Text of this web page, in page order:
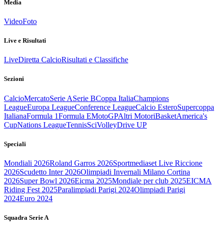
Media
VideoFoto
Live e Risultati
LiveDiretta CalcioRisultati e Classifiche
Sezioni
CalcioMercatoSerie ASerie BCoppa ItaliaChampions
LeagueEuropa LeagueConference LeagueCalcio EsteroSupercoppa
ItalianaFormula 1Formula EMotoGPAltri MotoriBasketAmerica's
CupNations LeagueTennisSciVolleyDrive UP
Speciali
Mondiali 2026Roland Garros 2026Sportmediaset Live Riccione
2026Scudetto Inter 2026Olimpiadi Invernali Milano Cortina
2026Super Bowl 2026Eicma 2025Mondiale per club 2025EICMA
Riding Fest 2025Paralimpiadi Parigi 2024Olimpiadi Parigi
2024Euro 2024
Squadra Serie A